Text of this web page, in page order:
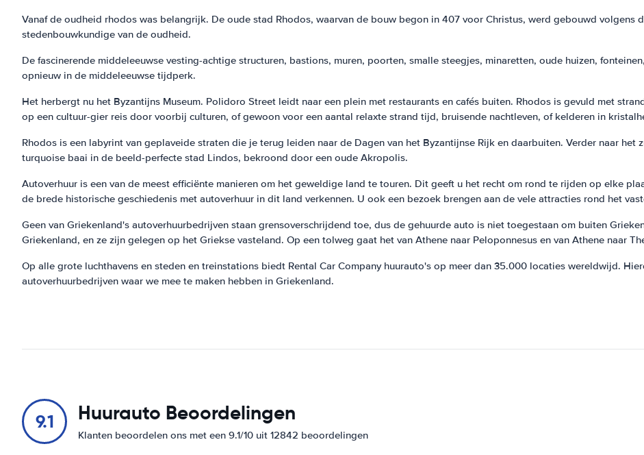
Vanaf de oudheid rhodos was belangrijk. De oude stad Rhodos, waarvan de bouw begon in 407 voor Christus, werd gebouwd
stedenbouwkundige van de oudheid.
De fascinerende middeleeuwse vesting-achtige structuren, bastions, muren, poorten, smalle steegjes, minaretten, oude huizen,
opnieuw in de middeleeuwse tijdperk.
Het herbergt nu het Byzantijns Museum. Polidoro Street leidt naar een plein met restaurants en cafés buiten. Rhodos is gevuld met
op een cultuur-gier reis door voorbij culturen, of gewoon voor een aantal relaxte strand tijd, bruisende nachtleven, of kelderen in
Rhodos is een labyrint van geplaveide straten die je terug leiden naar de Dagen van het Byzantijnse Rijk en daarbuiten. Verder naar het
turquoise baai in de beeld-perfecte stad Lindos, bekroond door een oude Akropolis.
Autoverhuur is een van de meest efficiënte manieren om het geweldige land te touren. Dit geeft u het recht om rond te rijden op elke
de brede historische geschiedenis met autoverhuur in dit land verkennen. U ook een bezoek brengen aan de vele attracties rond het
Geen van Griekenland's autoverhuurbedrijven staan grensoverschrijdend toe, dus de gehuurde auto is niet toegestaan om buiten
Griekenland, en ze zijn gelegen op het Griekse vasteland. Op een tolweg gaat het van Athene naar Peloponnesus en van Athene naar
Op alle grote luchthavens en steden en treinstations biedt Rental Car Company huurauto's op meer dan 35.000 locaties wereldwijd.
autoverhuurbedrijven waar we mee te maken hebben in Griekenland.
9.1 Huurauto Beoordelingen
Klanten beoordelen ons met een 9.1/10 uit 12842 beoordelingen